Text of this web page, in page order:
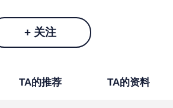
+ 关注
TA的推荐 TA的资料